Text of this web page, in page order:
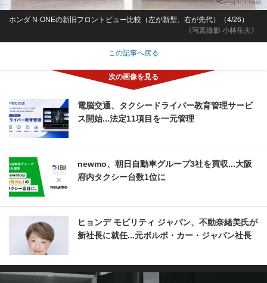
《写真撮影 小林岳夫》
ホンダ N-ONEの新旧フロントビュー比較（左が新型、右が先代）（4/26）
この記事へ戻る
電脳交通、タクシードライバー教育管理サービ
ス開始...法定11項目を一元管理
newmo、朝日自動車グループ3社を買収...大阪
府内タクシー台数1位に
ヒョンデ モビリティ ジャパン、不動奈緒美氏が
新社長に就任...元ボルボ・カー・ジャパン社長